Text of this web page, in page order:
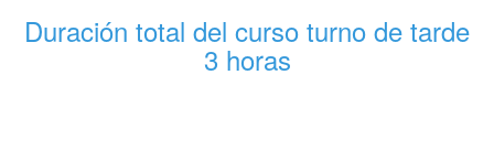
Duración total del curso turno de tarde
3 horas